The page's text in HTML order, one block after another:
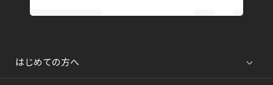
はじめての方へ